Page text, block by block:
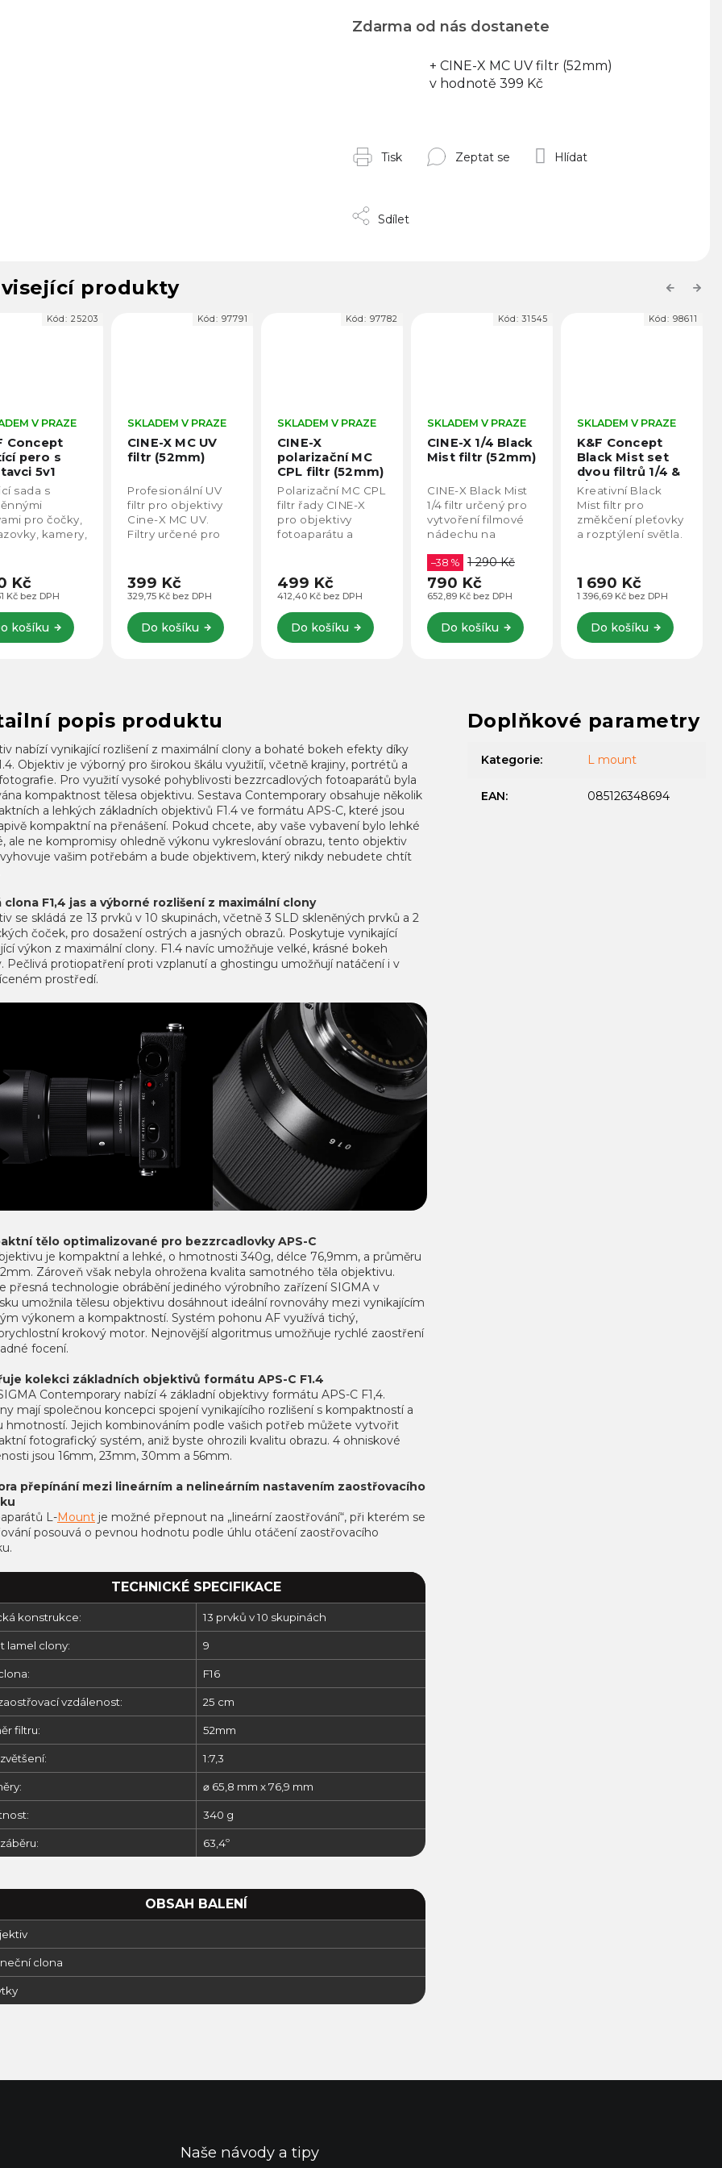
Zdarma od nás dostanete
+ CINE-X MC UV filtr (52mm)
v hodnotě 399 Kč
Tisk Zeptat se Hlídat
Sdílet
produkty Previous
Concept
pero s
5v1
V PRAZE
Kč bez DPH
Kč
košíku
sada s
pro čočky,
kamery,
Kód: 25203
CINE-X MC UV
filtr (52mm)
SKLADEM V PRAZE
329,75 Kč bez DPH
399 Kč
Do košíku
Profesionální UV
filtr pro objektivy
Cine-X MC UV.
Filtry určené pro
filtru až 99,8%.
Kód: 97791
CINE-X
polarizační MC
CPL filtr (52mm)
SKLADEM V PRAZE
412,40 Kč bez DPH
499 Kč
Do košíku
Polarizační MC CPL
filtr řady CINE-X
pro objektivy
fotoaparátu a
filtr pro objektiv.
Kód: 97782
CINE-X 1/4 Black
Mist filtr (52mm)
SKLADEM V PRAZE
652,89 Kč bez DPH
–38 % 1 290 Kč
790 Kč
Do košíku
CINE-X Black Mist
1/4 filtr určený pro
vytvoření filmové
nádechu na
obrazu
bezzrcadlovek,
zrcadlovek a
objektivech.
Změkčuje pleť,
Kód:31545
K&F Concept
Black Mist set
dvou filtrů 1/4 &
1/8 (52mm)
Prémiový Black
Mist filtr
SKU.1907
SKLADEM V PRAZE
1 396,69 Kč bez DPH
1 690 Kč
Do košíku
Kreativní Black
Mist filtr pro
změkčení pleťovky
a rozptýlení světla.
a vytváří tak
filmových nádech
ostré, ne filmové
kamery.
Kód: 98611
Next
popis produktu
nabízí vynikající rozlišení z maximální clony a bohaté bokeh efekty díky
Objektiv je výborný pro širokou škálu využitíí, včetně krajiny, portrétů a
Pro využití vysoké pohyblivosti bezzrcadlových fotoaparátů byla
kompaktnost tělesa objektivu. Sestava Contemporary obsahuje několik
a lehkých základních objektivů F1.4 ve formátu APS-C, které jsou
kompaktní na přenášení. Pokud chcete, aby vaše vybavení bylo lehké
ale ne kompromisy ohledně výkonu vykreslování obrazu, tento objektiv
vašim potřebám a bude objektivem, který nikdy nebudete chtít
clona F1,4 jas a výborné rozlišení z maximální clony
se skládá ze 13 prvků v 10 skupinách, včetně 3 SLD skleněných prvků a 2
čoček, pro dosažení ostrých a jasných obrazů. Poskytuje vynikající
výkon z maximální clony. F1.4 navíc umožňuje velké, krásné bokeh
Pečlivá protiopatření proti vzplanutí a ghostingu umožňují natáčení i v
prostředí.
tělo optimalizované pro bezzrcadlovky APS-C
je kompaktní a lehké, o hmotnosti 340g, délce 76,9mm, a průměru
Zároveň však nebyla ohrožena kvalita samotného těla objektivu.
přesná technologie obrábění jediného výrobního zařízení SIGMA v
umožnila tělesu objektivu dosáhnout ideální rovnováhy mezi vynikajícím
výkonem a kompaktností. Systém pohonu AF využívá tichý,
krokový motor. Nejnovější algoritmus umožňuje rychlé zaostření
focení.
kolekci základních objektivů formátu APS-C F1.4
Contemporary nabízí 4 základní objektivy formátu APS-C F1,4.
mají společnou koncepci spojení vynikajícího rozlišení s kompaktností a
hmotností. Jejich kombinováním podle vašich potřeb můžete vytvořit
fotografický systém, aniž byste ohrozili kvalitu obrazu. 4 ohniskové
jsou 16mm, 23mm, 30mm a 56mm.
přepínání mezi lineárním a nelineárním nastavením zaostřovacího
L-Mount je možné přepnout na „lineární zaostřování“, při kterém se
posouvá o pevnou hodnotu podle úhlu otáčení zaostřovacího
TECHNICKÉ SPECIFIKACE
konstrukce: 13 prvků v 10 skupinách
lamel clony: 9
F16
vzdálenost: 25 cm
filtru: 52mm
1:7,3
⌀ 65,8 mm x 76,9 mm
340 g
63,4º
OBSAH BALENÍ
clona
Doplňkové parametry
Kategorie: L mount
EAN: 085126348694
Naše návody a tipy